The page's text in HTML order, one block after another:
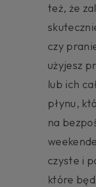
też, że
czy
użyjesz
lub ich
płynu,
na
czyste i
które